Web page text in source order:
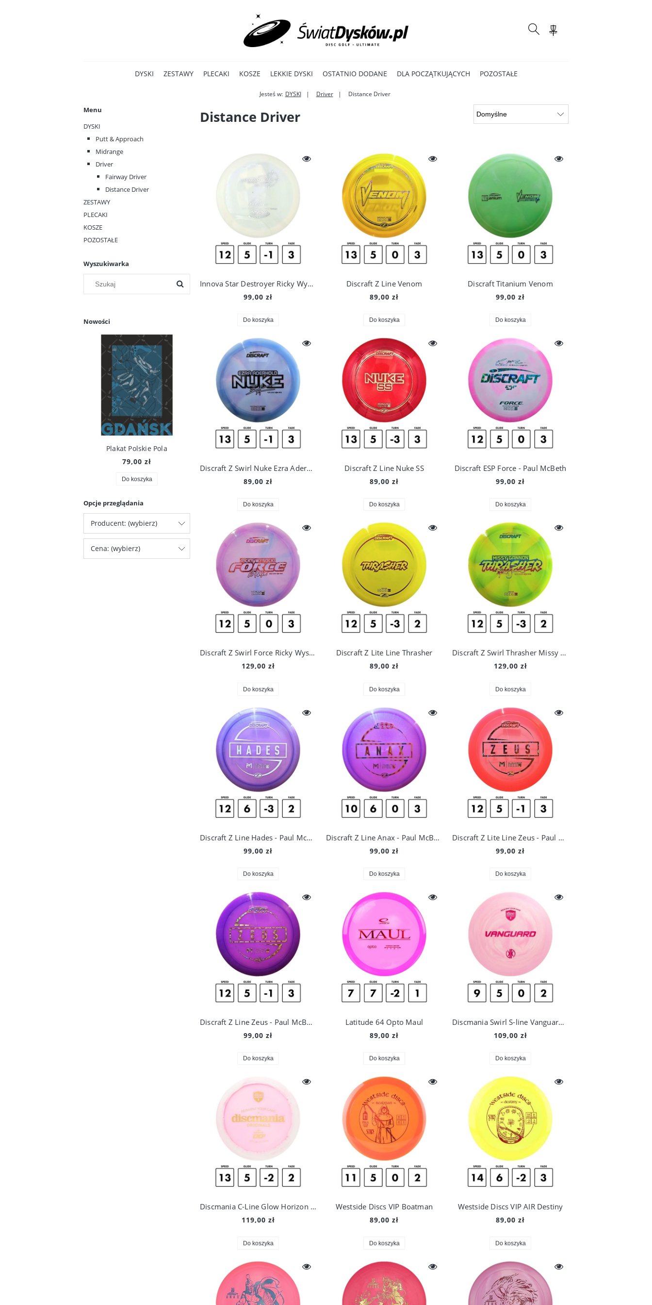
DYSKI ZESTAWY PLECAKI KOSZE LEKKIE DYSKI OSTATNIO DODANE DLA POCZĄTKUJĄCYCH POZOSTAŁE
Jesteś w: DYSKI Driver Distance Driver
Menu
DYSKI
Putt & Approach
Midrange
Driver
Fairway Driver
Distance Driver
ZESTAWY
PLECAKI
KOSZE
POZOSTAŁE
Wyszukiwarka
Nowości
Plakat Polskie Pola
79,00 zł
Do koszyka
Opcje przeglądania
Producent: (wybierz)
Cena: (wybierz)
Distance Driver
Innova Star Destroyer Ricky Wysocki
99,00 zł
Do koszyka
Discraft Z Line Venom
89,00 zł
Do koszyka
Discraft Titanium Venom
99,00 zł
Do koszyka
Discraft Z Swirl Nuke Ezra Aderhold TS 2025
89,00 zł
Do koszyka
Discraft Z Line Nuke SS
89,00 zł
Do koszyka
Discraft ESP Force - Paul McBeth
99,00 zł
Do koszyka
Discraft Z Swirl Force Ricky Wysocki TS 2025
129,00 zł
Do koszyka
Discraft Z Lite Line Thrasher
89,00 zł
Do koszyka
Discraft Z Swirl Thrasher Missy Gannon TS 2025
129,00 zł
Do koszyka
Discraft Z Line Hades - Paul McBeth
99,00 zł
Do koszyka
Discraft Z Line Anax - Paul McBeth
99,00 zł
Do koszyka
Discraft Z Lite Line Zeus - Paul McBeth
99,00 zł
Do koszyka
Discraft Z Line Zeus - Paul McBeth
99,00 zł
Do koszyka
Latitude 64 Opto Maul
89,00 zł
Do koszyka
Discmania Swirl S-line Vanguard - Creator Series
109,00 zł
Do koszyka
Discmania C-Line Glow Horizon DD2
119,00 zł
Do koszyka
Westside Discs VIP Boatman
89,00 zł
Do koszyka
Westside Discs VIP AIR Destiny
89,00 zł
Do koszyka